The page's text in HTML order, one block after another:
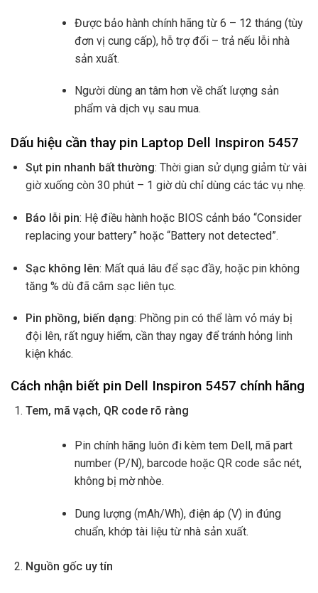
Được bảo hành chính hãng từ 6 – 12 tháng (tùy
đơn vị cung cấp), hỗ trợ đổi – trả nếu lỗi nhà
sản xuất.
Người dùng an tâm hơn về chất lượng sản
phẩm và dịch vụ sau mua.
Dấu hiệu cần thay pin Laptop Dell Inspiron 5457
Sụt pin nhanh bất thường: Thời gian sử dụng giảm từ vài
giờ xuống còn 30 phút – 1 giờ dù chỉ dùng các tác vụ nhẹ.
Báo lỗi pin: Hệ điều hành hoặc BIOS cảnh báo “Consider
replacing your battery” hoặc “Battery not detected”.
Sạc không lên: Mất quá lâu để sạc đầy, hoặc pin không
tăng % dù đã cắm sạc liên tục.
Pin phồng, biến dạng: Phồng pin có thể làm vỏ máy bị
đội lên, rất nguy hiểm, cần thay ngay để tránh hỏng linh
kiện khác.
Cách nhận biết pin Dell Inspiron 5457 chính hãng
Tem, mã vạch, QR code rõ ràng
Pin chính hãng luôn đi kèm tem Dell, mã part
number (P/N), barcode hoặc QR code sắc nét,
không bị mờ nhòe.
Dung lượng (mAh/Wh), điện áp (V) in đúng
chuẩn, khớp tài liệu từ nhà sản xuất.
Nguồn gốc uy tín